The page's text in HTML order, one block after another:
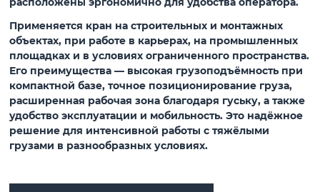
Применяется кран на строительных и монтажных
объектах, при работе в карьерах, на промышленных
площадках и в условиях ограниченного пространства.
Его преимущества — высокая грузоподъёмность при
компактной базе, точное позиционирование груза,
расширенная рабочая зона благодаря гуську, а также
удобство эксплуатации и мобильность. Это надёжное
решение для интенсивной работы с тяжёлыми
грузами в разнообразных условиях.